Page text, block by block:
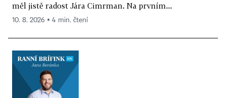
měl jistě radost Jára Cimrman. Na prvním...
10. 8. 2026 ▪ 4 min. čtení